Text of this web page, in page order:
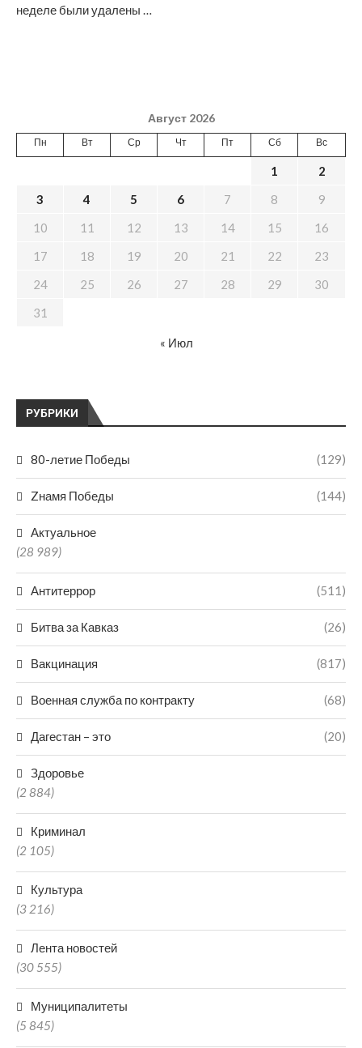
неделе были удалены …
РУБРИКИ
80-летие Победы (129)
Zнамя Победы (144)
Актуальное
(28 989)
Антитеррор (511)
Битва за Кавказ (26)
Вакцинация (817)
Военная служба по контракту (68)
Дагестан – это (20)
Здоровье
(2 884)
Криминал
(2 105)
Культура
(3 216)
Лента новостей
(30 555)
Муниципалитеты
(5 845)
Август 2026
Пн Вт Ср Чт Пт Сб Вс
1
2
3
4 5 6 7 8
9
10
11 12 13 14 15
16
17
18 19 20 21 22
23
24
25 26 27 28 29
30
31
« Июл